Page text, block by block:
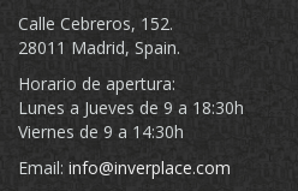
Calle Cebreros, 152.
28011 Madrid, Spain.
Horario de apertura:
Lunes a Jueves de 9 a 18:30h
Viernes de 9 a 14:30h
Email: info@inverplace.com